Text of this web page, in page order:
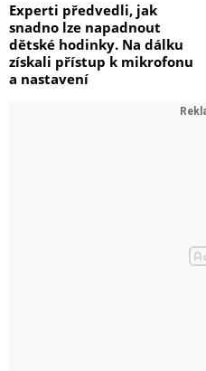
Experti předvedli, jak
snadno lze napadnout
dětské hodinky. Na dálku
získali přístup k mikrofonu
a nastavení